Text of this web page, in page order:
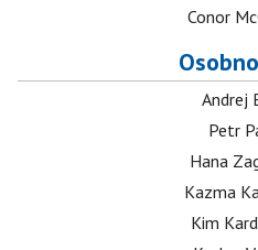
Conor
Andrej
Petr
Hana
Kazma
Kim